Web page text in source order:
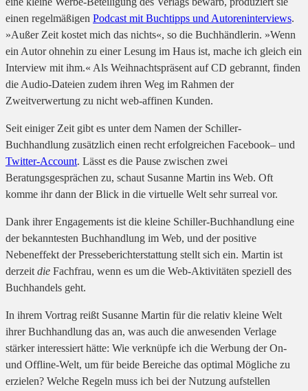
einen regelmäßigen Podcast mit Buchtipps und Autoreninterviews.
»Außer Zeit kostet mich das nichts«, so die Buchhändlerin. »Wenn
ein Autor ohnehin zu einer Lesung im Haus ist, mache ich gleich ein
Interview mit ihm.« Als Weihnachtspräsent auf CD gebrannt, finden
die Audio-Dateien zudem ihren Weg im Rahmen der
Zweitverwertung zu nicht web-affinen Kunden.
Seit einiger Zeit gibt es unter dem Namen der Schiller-
Buchhandlung zusätzlich einen recht erfolgreichen Facebook– und
Twitter-Account. Lässt es die Pause zwischen zwei
Beratungsgesprächen zu, schaut Susanne Martin ins Web. Oft
komme ihr dann der Blick in die virtuelle Welt sehr surreal vor.
Dank ihrer Engagements ist die kleine Schiller-Buchhandlung eine
der bekanntesten Buchhandlung im Web, und der positive
Nebeneffekt der Presseberichterstattung stellt sich ein. Martin ist
derzeitdie Fachfrau, wenn es um die Web-Aktivitäten speziell des
Buchhandels geht.
In ihrem Vortrag reißt Susanne Martin für die relativ kleine Welt
ihrer Buchhandlung das an, was auch die anwesenden Verlage
stärker interessiert hätte: Wie verknüpfe ich die Werbung der On-
und Offline-Welt, um für beide Bereiche das optimal Mögliche zu
erzielen? Welche Regeln muss ich bei der Nutzung aufstellen